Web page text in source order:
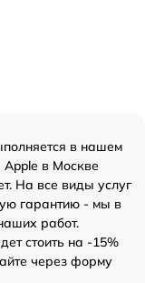
в нашем
Apple в Москве
На все виды услуг
гарантию - мы в
работ.
стоить на -15%
через форму